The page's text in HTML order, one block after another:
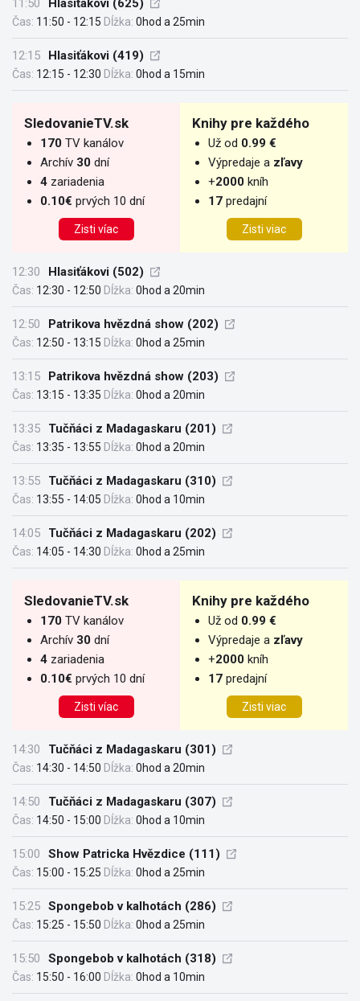
11:50 Hlasiťákovi (625)
Čas: 11:50 - 12:15 Dĺžka: 0hod a 25min
12:15 Hlasiťákovi (419)
Čas: 12:15 - 12:30 Dĺžka: 0hod a 15min
SledovanieTV.sk
170 TV kanálov
Archív 30 dní
4 zariadenia
0.10€ prvých 10 dní
Zisti víac
Knihy pre každého
Už od 0.99 €
Výpredaje a zľavy
+2000 kníh
17 predajní
Zisti viac
12:30 Hlasiťákovi (502)
Čas: 12:30 - 12:50 Dĺžka: 0hod a 20min
12:50 Patrikova hvězdná show (202)
Čas: 12:50 - 13:15 Dĺžka: 0hod a 25min
13:15 Patrikova hvězdná show (203)
Čas: 13:15 - 13:35 Dĺžka: 0hod a 20min
13:35 Tučňáci z Madagaskaru (201)
Čas: 13:35 - 13:55 Dĺžka: 0hod a 20min
13:55 Tučňáci z Madagaskaru (310)
Čas: 13:55 - 14:05 Dĺžka: 0hod a 10min
14:05 Tučňáci z Madagaskaru (202)
Čas: 14:05 - 14:30 Dĺžka: 0hod a 25min
SledovanieTV.sk
170 TV kanálov
Archív 30 dní
4 zariadenia
0.10€ prvých 10 dní
Zisti víac
Knihy pre každého
Už od 0.99 €
Výpredaje a zľavy
+2000 kníh
17 predajní
Zisti viac
14:30 Tučňáci z Madagaskaru (301)
Čas: 14:30 - 14:50 Dĺžka: 0hod a 20min
14:50 Tučňáci z Madagaskaru (307)
Čas: 14:50 - 15:00 Dĺžka: 0hod a 10min
15:00 Show Patricka Hvězdice (111)
Čas: 15:00 - 15:25 Dĺžka: 0hod a 25min
15:25 Spongebob v kalhotách (286)
Čas: 15:25 - 15:50 Dĺžka: 0hod a 25min
15:50 Spongebob v kalhotách (318)
Čas: 15:50 - 16:00 Dĺžka: 0hod a 10min